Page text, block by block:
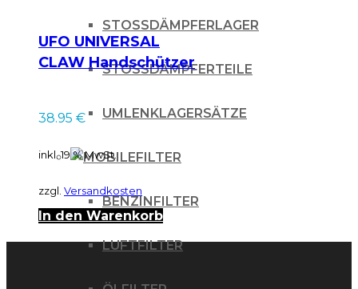
STOSSDÄMPFERLAGER
STOSSDÄMPFERTEILE
UMLENKLAGERSÄTZE
FILTER
BENZINFILTER
LUFTFILTER
UFO UNIVERSAL
CLAW Handschützer
38.95 €
inkl. 19 % MwSt.
zzgl. Versandkosten
In den Warenkorb